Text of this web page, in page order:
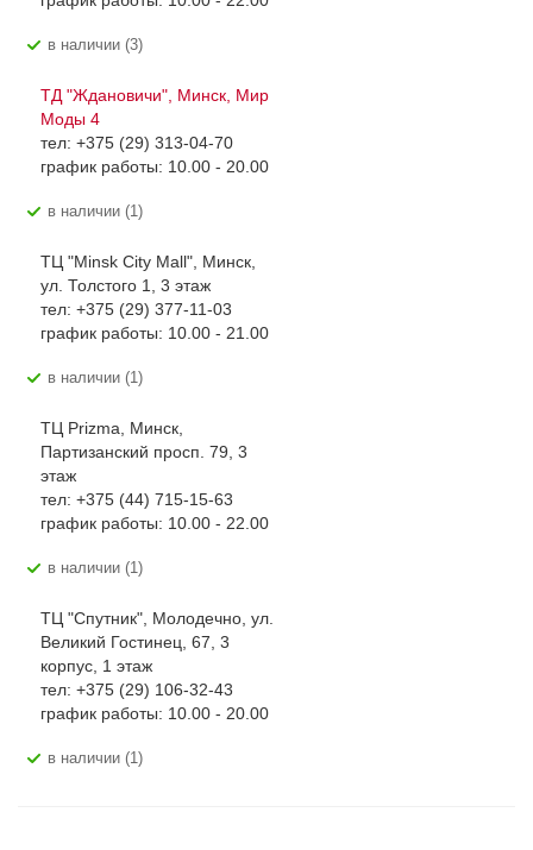
В наличии (3)
ТД "Ждановичи", Минск, Мир
Моды 4
тел: +375 (29) 313-04-70
график работы: 10.00 - 20.00
В наличии (1)
ТЦ "Minsk City Mall", Минск,
ул. Толстого 1, 3 этаж
тел: +375 (29) 377-11-03
график работы: 10.00 - 21.00
В наличии (1)
ТЦ Prizma, Минск,
Партизанский просп. 79, 3
этаж
тел: +375 (44) 715-15-63
график работы: 10.00 - 22.00
В наличии (1)
ТЦ "Спутник", Молодечно, ул.
Великий Гостинец, 67, 3
корпус, 1 этаж
тел: +375 (29) 106-32-43
график работы: 10.00 - 20.00
В наличии (1)